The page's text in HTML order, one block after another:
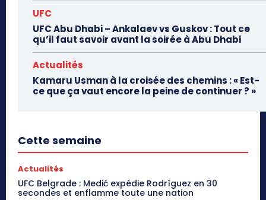
UFC
UFC Abu Dhabi – Ankalaev vs Guskov : Tout ce
qu’il faut savoir avant la soirée à Abu Dhabi
Actualités
Kamaru Usman à la croisée des chemins : « Est-
ce que ça vaut encore la peine de continuer ? »
Cette semaine
Actualités
UFC Belgrade : Medić expédie Rodríguez en 30
secondes et enflamme toute une nation